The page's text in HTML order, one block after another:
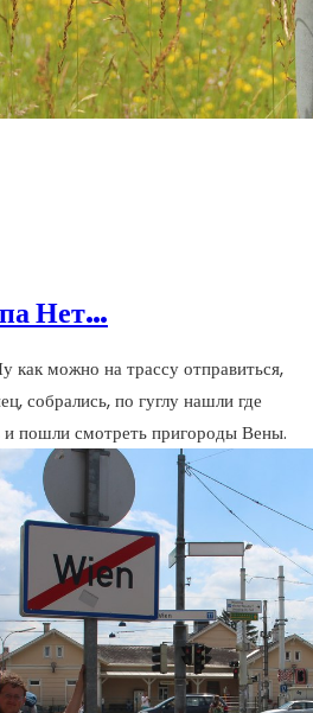
Нет…
как можно на трассу отправиться,
собрались, по гуглу нашли где
пошли смотреть пригороды Вены.